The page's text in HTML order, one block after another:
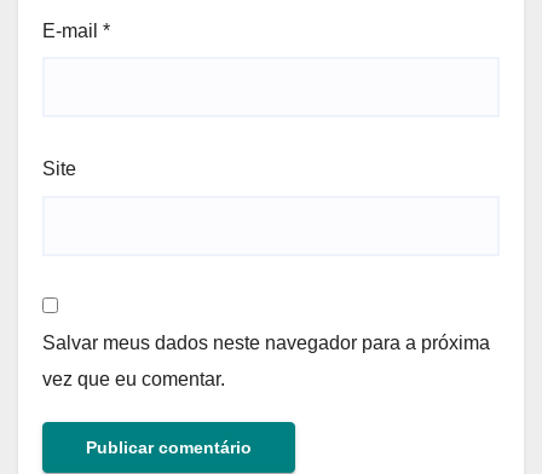
E-mail *
Site
Salvar meus dados neste navegador para a próxima
vez que eu comentar.